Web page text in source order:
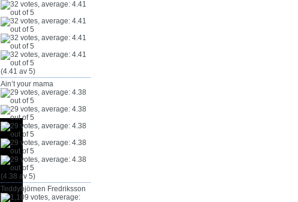
(4.41 av 5)
Ain’t your mama
(4.38 av 5)
Teddybjörnen Fredriksson